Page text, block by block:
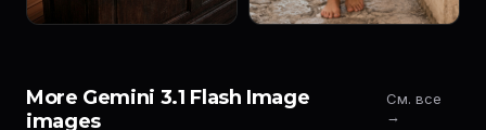
More Gemini 3.1 Flash Image
images
См. все
→